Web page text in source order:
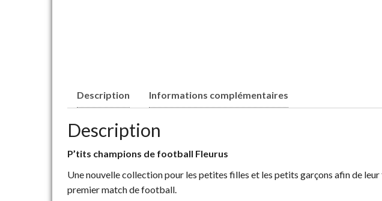
Description Informations complémentaires
Description
P’tits champions de football Fleurus
Une nouvelle collection pour les petites filles et les petits garçons afin de
premier match de football.